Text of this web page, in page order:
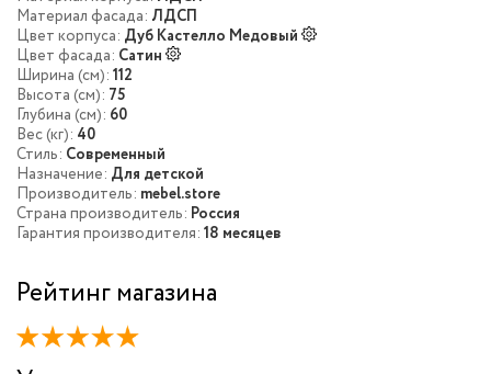
Материал фасада: ЛДСП
Цвет корпуса: Дуб Кастелло Медовый
Цвет фасада: Сатин
Ширина (см): 112
Высота (см): 75
Глубина (см): 60
Вес (кг): 40
Стиль: Современный
Назначение: Для детской
Производитель: mebel.store
Страна производитель: Россия
Гарантия производителя: 18 месяцев
Рейтинг магазина